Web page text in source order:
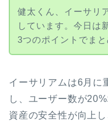
健太くん、イーサリ
しています。今日は
3つのポイントでまと
イーサリアムは6月に
し、ユーザー数が
資産の安全性が向上